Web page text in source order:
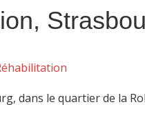
dans le quartier de la